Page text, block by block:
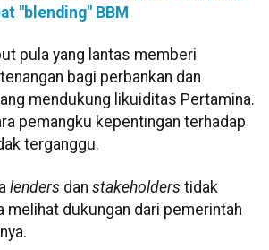
"blending" BBM
pula yang lantas memberi
bagi perbankan dan
mendukung likuiditas Pertamina.
pemangku kepentingan terhadap
terganggu.
lenders dan stakeholders tidak
melihat dukungan dari pemerintah